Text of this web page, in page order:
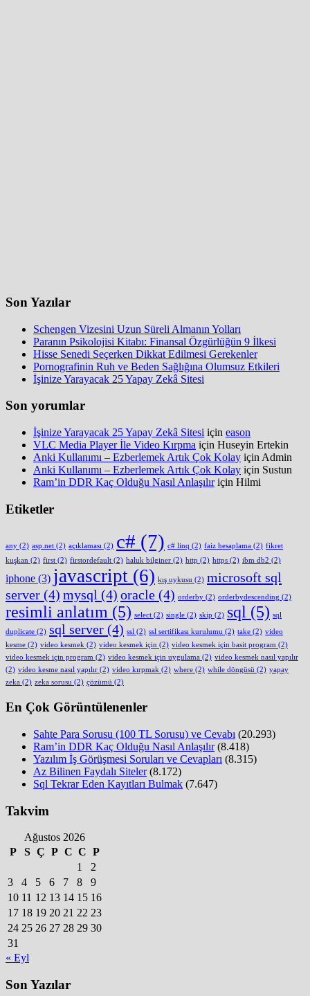
Son Yazılar
Schengen Vizesini Uzun Süreli Almanın Yolları
Paranın Psikolojisi Kitabı: Finansal Özgürlüğün 9 İlkesi
Hisse Senedi Seçerken Dikkat Edilmesi Gerekenler
Pornografinin Ruh ve Beden Sağlığına Olumsuz Etkileri
İşinize Yarayacak 25 Yapay Zekâ Sitesi
Son yorumlar
İşinize Yarayacak 25 Yapay Zekâ Sitesi için eason
VLC Media Player İle Video Kırpma için Huseyin Ertekin
Anki Kullanımı – Ezberlemek Artık Çok Kolay için Admin
Anki Kullanımı – Ezberlemek Artık Çok Kolay için Sustun
Ram’in DDR Kaç Olduğu Nasıl Anlaşılıriçin Hilmi
Etiketler
any (2) asp.net (2) açıklaması (2) c# (7) c# linq (2) faiz hesaplama (2) fikret
kuşkan (2) first (2) firstordefault (2) haluk bilginer (2) http (2) https (2) ibm db2 (2)
iphone (3) javascript (6) kış uykusu (2) microsoft sql
server (4) mysql (4) oracle (4) orderby (2) orderbydescending (2)
resimli anlatım (5) select (2) single (2) skip (2) sql (5) sql
duplicate (2) sql server (4) ssl (2) ssl sertifikası kurulumu (2) take (2) video
kesme (2) video kesmek (2) video kesmek için (2) video kesmek için basit program (2)
video kesmek için program (2) video kesmek için uygulama (2) video kesmek nasıl yapılır
(2) video kesme nasıl yapılır (2) video kırpmak (2) where (2) while döngüsü (2) yapay
zeka (2) zeka sorusu (2) çözümü (2)
En Çok Görüntülenenler
Sahte Para Sorusu (100 TL Sorusu) ve Cevabı (20.293)
Ram’in DDR Kaç Olduğu Nasıl Anlaşılır (8.418)
Yazılım İş Görüşmesi Soruları ve Cevapları (8.315)
Az Bilinen Faydalı Siteler (8.172)
Sql Tekrar Eden Kayıtları Bulmak (7.647)
Takvim
Ağustos 2026
P
S Ç P C C P
1
2
3
4 5 6 7 8
9
10 11 12 13 14 15 16
17 18 19 20 21 22 23
24 25 26 27 28 29 30
31
« Eyl
Son Yazılar